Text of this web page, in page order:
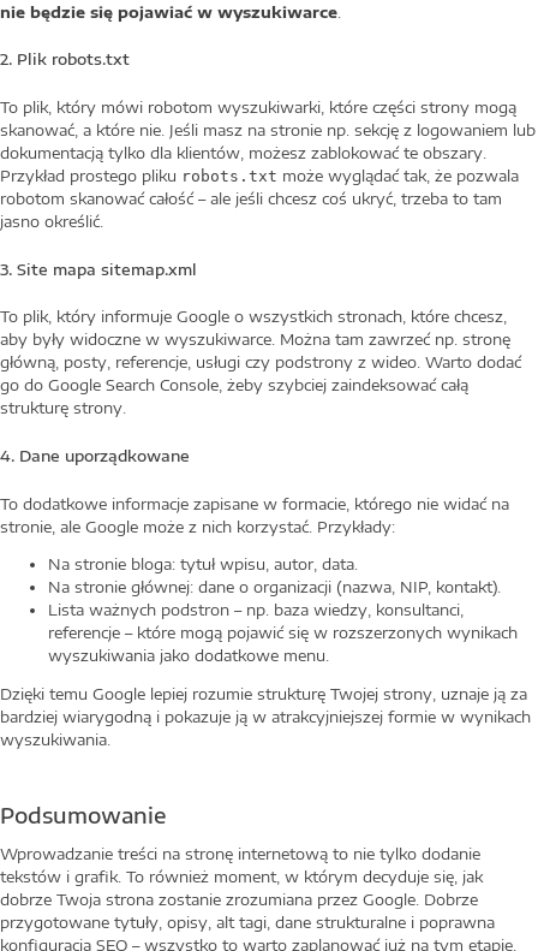
nie będzie się pojawiać w wyszukiwarce
2. Plik robots.txt
To plik, który mówi robotom wyszukiwarki, które części strony mogą
skanować, a które nie. Jeśli masz na stronie np. sekcję z logowaniem lub
dokumentacją tylko dla klientów, możesz zablokować te obszary.
Przykład prostego pliku robots.txt może wyglądać tak, że pozwala
robotom skanować całość – ale jeśli chcesz coś ukryć, trzeba to tam
jasno określić.
3. Site mapa sitemap.xml
To plik, który informuje Google o wszystkich stronach, które chcesz,
aby były widoczne w wyszukiwarce. Można tam zawrzeć np. stronę
główną, posty, referencje, usługi czy podstrony z wideo. Warto dodać
go do Google Search Console, żeby szybciej zaindeksować całą
strukturę strony.
4. Dane uporządkowane
To dodatkowe informacje zapisane w formacie, którego nie widać na
stronie, ale Google może z nich korzystać. Przykłady:
Na stronie bloga: tytuł wpisu, autor, data.
Na stronie głównej: dane o organizacji (nazwa, NIP, kontakt).
Lista ważnych podstron – np. baza wiedzy, konsultanci,
referencje – które mogą pojawić się w rozszerzonych wynikach
wyszukiwania jako dodatkowe menu.
Dzięki temu Google lepiej rozumie strukturę Twojej strony, uznaje ją za
bardziej wiarygodną i pokazuje ją w atrakcyjniejszej formie w wynikach
wyszukiwania.
Podsumowanie
Wprowadzanie treści na stronę internetową to nie tylko dodanie
tekstów i grafik. To również moment, w którym decyduje się, jak
dobrze Twoja strona zostanie zrozumiana przez Google. Dobrze
przygotowane tytuły, opisy, alt tagi, dane strukturalne i poprawna
konfiguracja SEO – wszystko to warto zaplanować już na tym etapie.